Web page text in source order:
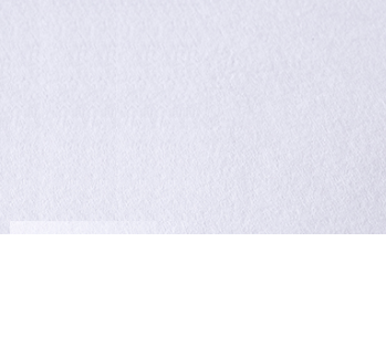
マンション等の改装・改修工事